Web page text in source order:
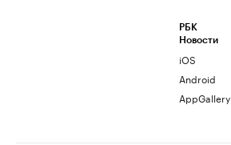
РБК
Новости
iOS
Android
AppGallery